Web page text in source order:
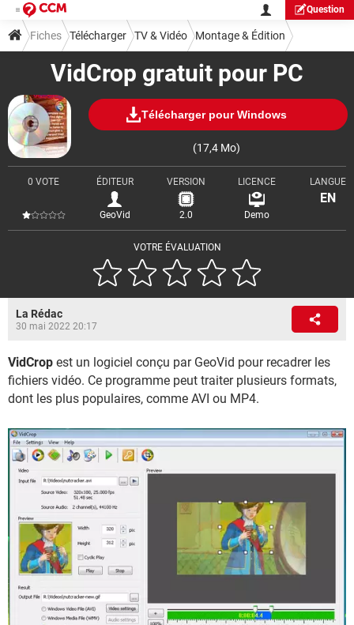
Question
VidCrop gratuit pour PC
Télécharger pour Windows
(17,4 Mo)
VOTRE ÉVALUATION
0 VOTE ÉDITEUR
GeoVid
VERSION
2.0
LICENCE
Demo
LANGUE
EN
Fiches Télécharger TV & Vidéo Montage & Édition
La Rédac
30 mai 2022 20:17
VidCrop est un logiciel conçu par GeoVid pour recadrer les
fichiers vidéo. Ce programme peut traiter plusieurs formats,
dont les plus populaires, comme AVI ou MP4.